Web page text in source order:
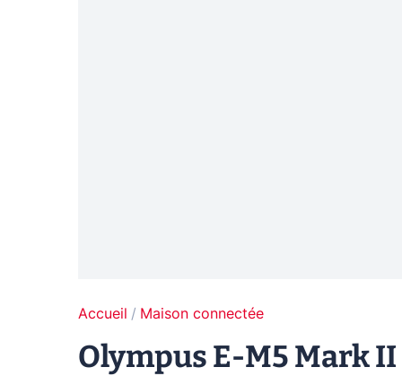
Accueil Maison connectée
Olympus E-M5 Mark